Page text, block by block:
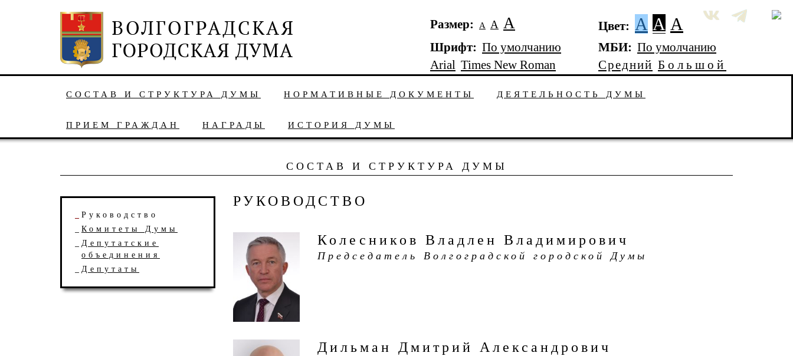
Размер: А А А Цвет: A A A
Шрифт: По умолчанию
Arial Times New Roman
МБИ: По умолчанию
Средний Большой
СОСТАВ И СТРУКТУРА ДУМЫ НОРМАТИВНЫЕ ДОКУМЕНТЫ ДЕЯТЕЛЬНОСТЬ ДУМЫ
ПРИЕМ ГРАЖДАН НАГРАДЫ ИСТОРИЯ ДУМЫ
СОСТАВ И СТРУКТУРА ДУМЫ
Руководство
Комитеты Думы
Депутатские
объединения
Депутаты
РУКОВОДСТВО
Колесников Владлен Владимирович
Председатель Волгоградской городской Думы
Дильман Дмитрий Александрович